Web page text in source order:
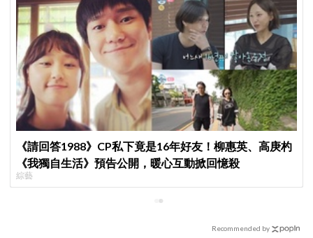
《請回答1988》CP私下竟是16年好友！柳惠英、高庚杓
《我獨自生活》預告公開，暖心互動掀回憶殺
綜藝
Recommended by